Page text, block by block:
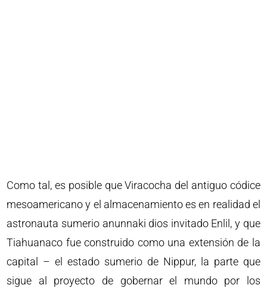
Como tal, es posible que Viracocha del antiguo códice
mesoamericano y el almacenamiento es en realidad el
astronauta sumerio anunnaki dios invitado Enlil, y que
Tiahuanaco fue construido como una extensión de la
capital – el estado sumerio de Nippur, la parte que
sigue al proyecto de gobernar el mundo por los